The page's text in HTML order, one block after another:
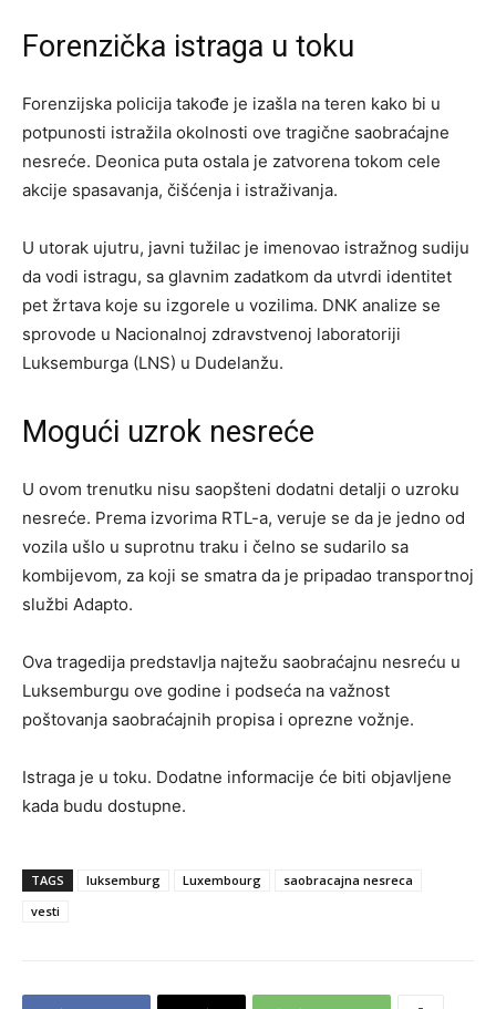
Forenzička istraga u toku
Forenzijska policija takođe je izašla na teren kako bi u
potpunosti istražila okolnosti ove tragične saobraćajne
nesreće. Deonica puta ostala je zatvorena tokom cele
akcije spasavanja, čišćenja i istraživanja.
U utorak ujutru, javni tužilac je imenovao istražnog sudiju
da vodi istragu, sa glavnim zadatkom da utvrdi identitet
pet žrtava koje su izgorele u vozilima. DNK analize se
sprovode u Nacionalnoj zdravstvenoj laboratoriji
Luksemburga (LNS) u Dudelanžu.
Mogući uzrok nesreće
U ovom trenutku nisu saopšteni dodatni detalji o uzroku
nesreće. Prema izvorima RTL-a, veruje se da je jedno od
vozila ušlo u suprotnu traku i čelno se sudarilo sa
kombijevom, za koji se smatra da je pripadao transportnoj
službi Adapto.
Ova tragedija predstavlja najtežu saobraćajnu nesreću u
Luksemburgu ove godine i podseća na važnost
poštovanja saobraćajnih propisa i oprezne vožnje.
Istraga je u toku. Dodatne informacije će biti objavljene
kada budu dostupne.
TAGS luksemburg Luxembourg
saobracajna nesreca
vesti